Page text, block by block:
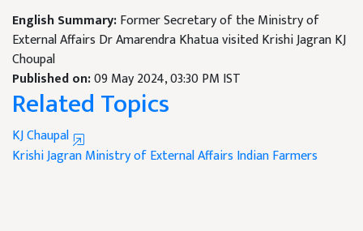
English Summary:Former Secretary of the Ministry of
External Affairs Dr Amarendra Khatua visited Krishi Jagran KJ
Choupal
Published on:09 May 2024, 03:30 PM IST
Related Topics
KJ Chaupal
Krishi JagranMinistry of External Affairs Indian Farmers